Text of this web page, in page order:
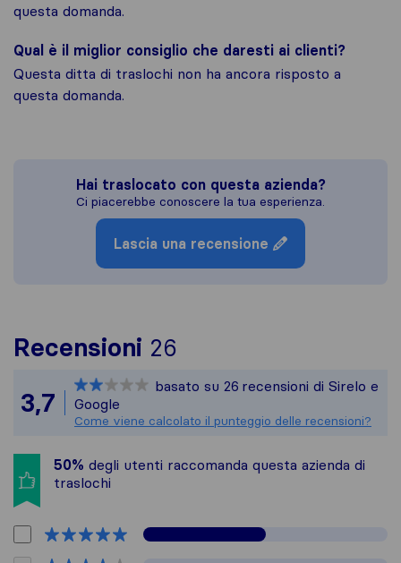
questa domanda.
Qual è il miglior consiglio che daresti ai clienti?
Questa ditta di traslochi non ha ancora risposto a
questa domanda.
Hai traslocato con questa azienda?
Ci piacerebbe conoscere la tua esperienza.
Lascia una recensione
Recensioni 26
Tutte le recensioni
3,7
basato su 26 recensioni di Sirelo e
Google
Come viene calcolato il punteggio delle recensioni?
50% degli utenti raccomanda questa azienda di
traslochi